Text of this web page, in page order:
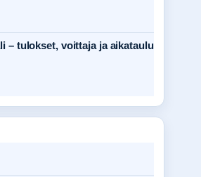
– tulokset, voittaja ja aikataulu